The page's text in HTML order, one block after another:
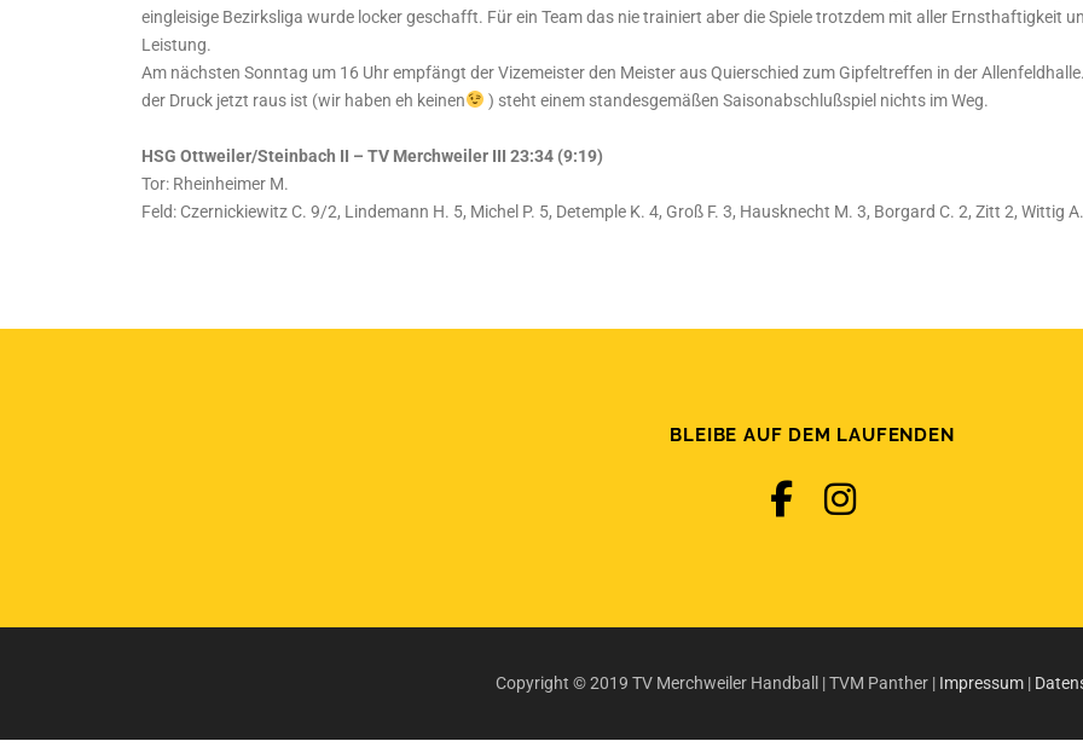
eingleisige Bezirksliga wurde locker geschafft. Für ein Team das nie trainiert aber die Spiele trotzdem mit aller Ernsthaftigkeit
Leistung.
Am nächsten Sonntag um 16 Uhr empfängt der Vizemeister den Meister aus Quierschied zum Gipfeltreffen in der
der Druck jetzt raus ist (wir haben eh keinen
) steht einem standesgemäßen Saisonabschlußspiel nichts im Weg.
HSG Ottweiler/Steinbach II – TV Merchweiler III 23:34 (9:19)
Tor: Rheinheimer M.
Feld: Czernickiewitz C. 9/2, Lindemann H. 5, Michel P. 5, Detemple K. 4, Groß F. 3, Hausknecht M. 3, Borgard C. 2, Zitt 2, Wittig
BLEIBE AUF DEM LAUFENDEN
Copyright © 2019 TV Merchweiler Handball | TVM Panther | Impressum|